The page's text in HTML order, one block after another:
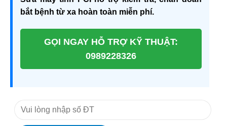
bắt bệnh từ xa hoàn toàn miễn phí.
GỌI NGAY HỖ TRỢ KỸ THUẬT:
0989228326